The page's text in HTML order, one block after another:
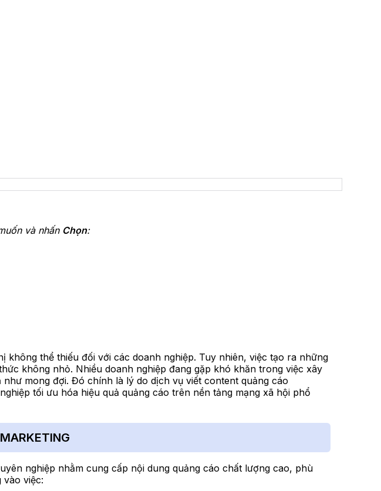
và nhấn Chọn:
thể thiếu đối với các doanh nghiệp. Tuy nhiên, việc tạo ra những
không nhỏ. Nhiều doanh nghiệp đang gặp khó khăn trong việc xây
mong đợi. Đó chính là lý do dịch vụ viết content quảng cáo
tối ưu hóa hiệu quả quảng cáo trên nền tảng mạng xã hội phổ
nghiệp nhằm cung cấp nội dung quảng cáo chất lượng cao, phù
vào việc: